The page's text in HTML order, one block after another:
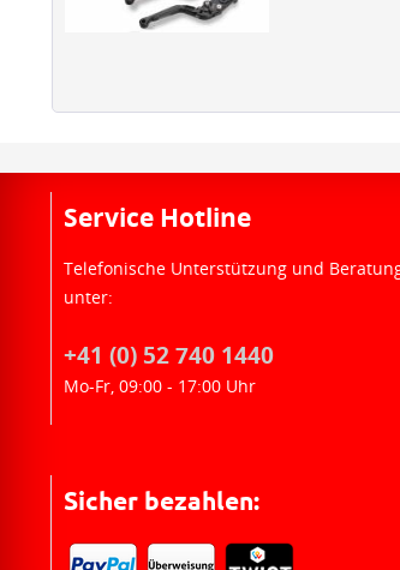
Service Hotline
Telefonische Unterstützung und
unter:
+41 (0) 52 740 1440
Mo-Fr, 09:00 - 17:00 Uhr
Sicher bezahlen: